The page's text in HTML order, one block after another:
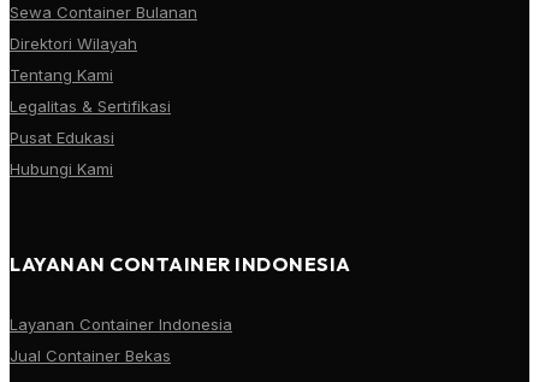
Sewa Container Bulanan
Direktori Wilayah
Tentang Kami
Legalitas & Sertifikasi
Pusat Edukasi
Hubungi Kami
LAYANAN CONTAINER INDONESIA
Layanan Container Indonesia
Jual Container Bekas